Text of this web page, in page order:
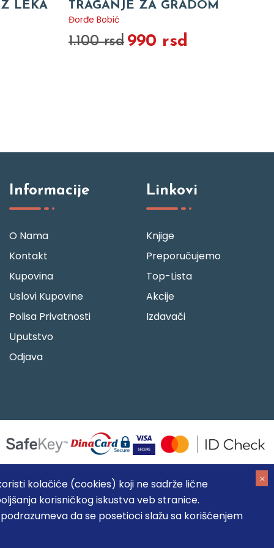
kolačiće (cookies) koji ne sadrže lične
korisničkog iskustva veb stranice.
da se posetioci slažu sa korišćenjem
LEKA
TRAGANJE ZA GRADOM
Đorđe Bobić
1.100 rsd 990 rsd
Informacije
O Nama
Kontakt
Kupovina
Uslovi Kupovine
Polisa Privatnosti
Uputstvo
Odjava
Linkovi
Knjige
Preporučujemo
Top-Lista
Akcije
Izdavači
MB: 20337524
slika i samih cena, ali ne možemo garantovati da su